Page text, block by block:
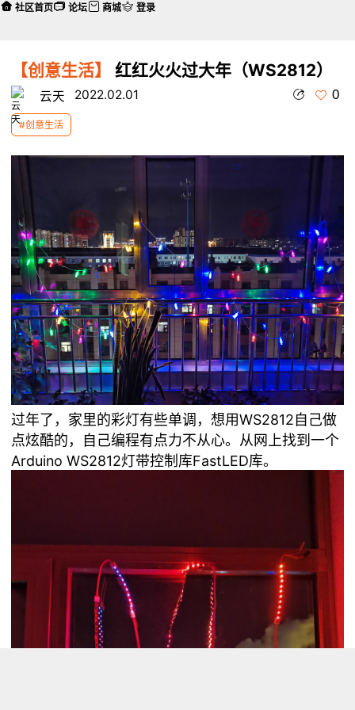
【创意生活】 红红火火过大年（WS2812）
云天 2022.02.01 0
#创意生活
过年了，家里的彩灯有些单调，想用WS2812自己做
点炫酷的，自己编程有点力不从心。从网上找到一个
Arduino WS2812灯带控制库FastLED库。
社区首页 论坛 商城 登录